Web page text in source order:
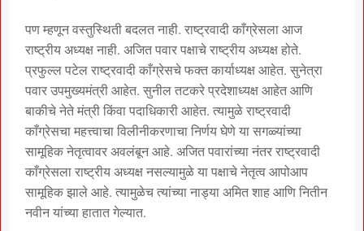
पण म्हणून वस्तुस्थिती बदलत नाही. राष्ट्रवादी काँग्रेसला आज
राष्ट्रीय अध्यक्ष नाही. अजित पवार पक्षाचे राष्ट्रीय अध्यक्ष होते.
प्रफुल्ल पटेल राष्ट्रवादी काँग्रेसचे फक्त कार्याध्यक्ष आहेत. सुनेत्रा
पवार उपमुख्यमंत्री आहेत. सुनील तटकरे प्रदेशाध्यक्ष आहेत आणि
बाकीचे नेते मंत्री किंवा पदाधिकारी आहेत. त्यामुळे राष्ट्रवादी
काँग्रेसचा महत्त्वाचा विलीनीकरणाचा निर्णय घेणे या सगळ्यांच्या
सामूहिक नेतृत्वावर अवलंबून आहे. अजित पवारांच्या नंतर राष्ट्रवादी
काँग्रेसला राष्ट्रीय अध्यक्ष नसल्यामुळे या पक्षाचे नेतृत्व आपोआप
सामूहिक झाले आहे. त्यामुळेच त्यांच्या नाड्या अमित शाह आणि नितीन
नवीन यांच्या हातात गेल्यात.